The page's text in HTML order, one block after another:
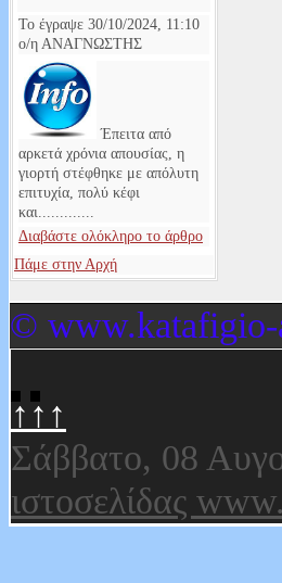
Το έγραψε 30/10/2024, 11:10
ο/η ΑΝΑΓΝΩΣΤΗΣ
Έπειτα από
αρκετά χρόνια απουσίας, η
γιορτή στέφθηκε με απόλυτη
επιτυχία, πολύ κέφι
και.............
Διαβάστε ολόκληρο το άρθρο
Πάμε στην Αρχή
© www.katafigio-
↑↑↑
Σάββατο, 08
ιστοσελίδας